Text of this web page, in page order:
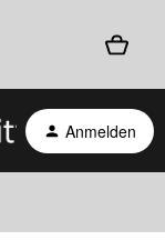
Anmelden